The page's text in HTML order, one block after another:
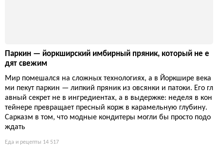
Паркин — йоркширский имбирный пряник, который не е
дят свежим
Мир помешался на сложных технологиях, а в Йоркшире века
ми пекут паркин — липкий пряник из овсянки и патоки. Его гл
авный секрет не в ингредиентах, а в выдержке: неделя в кон
тейнере превращает пресный корж в карамельную глубину.
Сарказм в том, что модные кондитеры могли бы просто подо
ждать
Еда и рецепты 14 517